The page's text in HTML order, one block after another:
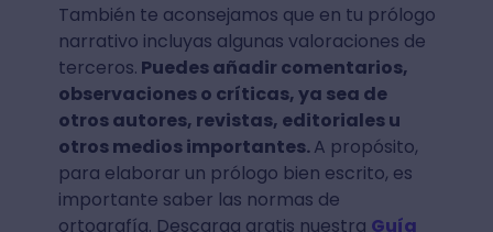
También te aconsejamos que en tu prólogo
narrativo incluyas algunas valoraciones de
terceros. Puedes añadir comentarios,
observaciones o críticas, ya sea de
otros autores, revistas, editoriales u
otros medios importantes.A propósito,
para elaborar un prólogo bien escrito, es
importante saber las normas de
ortografía. Descarga gratis nuestra Guía